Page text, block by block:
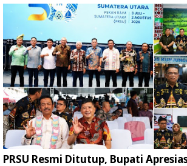
PRSU Resmi Ditutup, Bupati